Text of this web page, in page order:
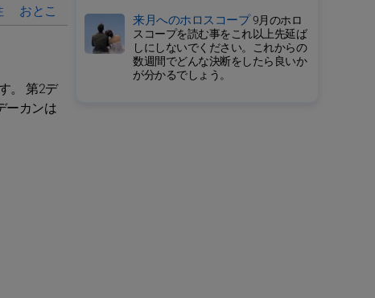
おとこ 恋愛関係 乙女座に該当する有名人
。 第2デ
ーカンは
来月へのホロスコープ9月のホロ
スコープを読む事をこれ以上先延ば
しにしないでください。これからの
数週間でどんな決断をしたら良いか
が分かるでしょう。